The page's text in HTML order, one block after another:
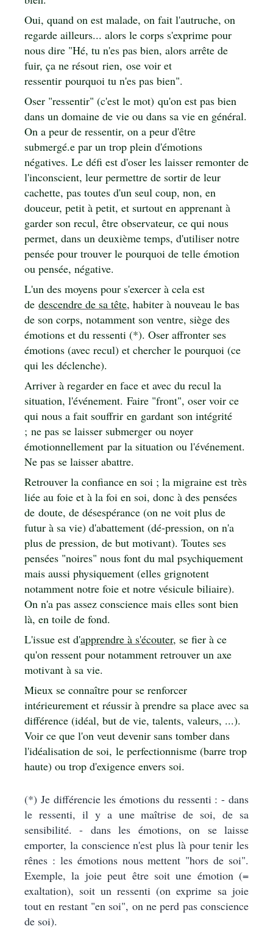
Oui, quand on est malade, on fait l'autruche, on
regarde ailleurs... alors le corps s'exprime pour
nous dire "Hé, tu n'es pas bien, alors arrête de
fuir, ça ne résout rien, ose voir et
ressentir pourquoi tu n'es pas bien".
Oser "ressentir" (c'est le mot) qu'on est pas bien
dans un domaine de vie ou dans sa vie en général.
On a peur de ressentir, on a peur d'être
submergé.e par un trop plein d'émotions
négatives. Le défi est d'oser les laisser remonter de
l'inconscient, leur permettre de sortir de leur
cachette, pas toutes d'un seul coup, non, en
douceur, petit à petit, et surtout en apprenant à
garder son recul, être observateur, ce qui nous
permet, dans un deuxième temps, d'utiliser notre
pensée pour trouver le pourquoi de telle émotion
ou pensée, négative.
L'un des moyens pour s'exercer à cela est
de descendre de sa tête, habiter à nouveau le bas
de son corps, notamment son ventre, siège des
émotions et du ressenti (*). Oser affronter ses
émotions (avec recul) et chercher le pourquoi (ce
qui les déclenche).
Arriver à regarder en face et avec du recul la
situation, l'événement. Faire "front", oser voir ce
qui nous a fait souffrir en gardant son intégrité
; ne pas se laisser submerger ou noyer
émotionnellement par la situation ou l'événement.
Ne pas se laisser abattre.
Retrouver la confiance en soi ; la migraine est très
liée au foie et à la foi en soi, donc à des pensées
de doute, de désespérance (on ne voit plus de
futur à sa vie) d'abattement (dé-pression, on n'a
plus de pression, de but motivant). Toutes ses
pensées "noires" nous font du mal psychiquement
mais aussi physiquement (elles grignotent
notamment notre foie et notre vésicule biliaire).
On n'a pas assez conscience mais elles sont bien
là, en toile de fond.
L'issue est d'apprendre à s'écouter, se fier à ce
qu'on ressent pour notamment retrouver un axe
motivant à sa vie.
Mieux se connaître pour se renforcer
intérieurement et réussir à prendre sa place avec sa
différence (idéal, but de vie, talents, valeurs, ...).
Voir ce que l'on veut devenir sans tomber dans
l'idéalisation de soi, le perfectionnisme (barre trop
haute) ou trop d'exigence envers soi.
(*) Je différencie les émotions du ressenti : - dans
le ressenti, il y a une maîtrise de soi, de sa
sensibilité. - dans les émotions, on se laisse
emporter, la conscience n'est plus là pour tenir les
rênes : les émotions nous mettent "hors de soi".
Exemple, la joie peut être soit une émotion (=
exaltation), soit un ressenti (on exprime sa joie
tout en restant "en soi", on ne perd pas conscience
de soi).